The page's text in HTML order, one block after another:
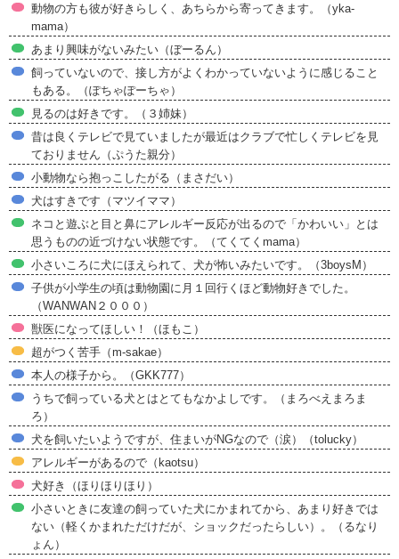
動物の方も彼が好きらしく、あちらから寄ってきます。（yka-
mama）
あまり興味がないみたい（ぼーるん）
飼っていないので、接し方がよくわかっていないように感じること
もある。（ぽちゃぽーちゃ）
見るのは好きです。（３姉妹）
昔は良くテレビで見ていましたが最近はクラブで忙しくテレビを見
ておりません（ぷうた親分）
小動物なら抱っこしたがる（まさだい）
犬はすきです（マツイママ）
ネコと遊ぶと目と鼻にアレルギー反応が出るので「かわいい」とは
思うものの近づけない状態です。（てくてくmama）
小さいころに犬にほえられて、犬が怖いみたいです。（3boysM）
子供が小学生の頃は動物園に月１回行くほど動物好きでした。
（WANWAN２０００）
獣医になってほしい！（ほもこ）
超がつく苦手（m-sakae）
本人の様子から。（GKK777）
うちで飼っている犬とはとてもなかよしです。（まろべえまろま
ろ）
犬を飼いたいようですが、住まいがNGなので（涙）（tolucky）
アレルギーがあるので（kaotsu）
犬好き（ほりほりほり）
小さいときに友達の飼っていた犬にかまれてから、あまり好きでは
ない（軽くかまれただけだが、ショックだったらしい）。（るなり
ょん）